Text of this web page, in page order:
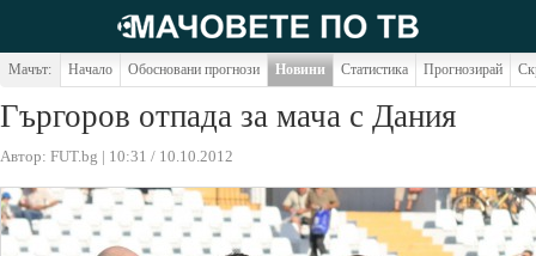
Мачът: Начало Обосновани прогнози Новини Статистика Прогнозирай
Гъргоров отпада за мача с Дания
Автор: FUT.bg | 10:31 / 10.10.2012